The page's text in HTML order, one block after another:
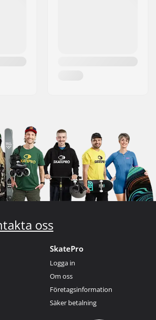
oss
SkatePro
Logga in
Om oss
Företagsinformation
Säker betalning